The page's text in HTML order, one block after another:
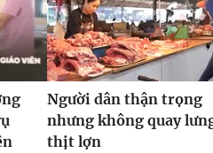
Người dân thận trọng
nhưng không quay
thịt lợn